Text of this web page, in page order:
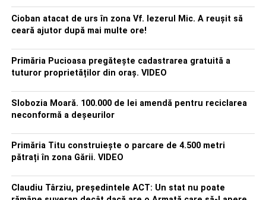
Cioban atacat de urs în zona Vf. Iezerul Mic. A reușit să
ceară ajutor după mai multe ore!
Primăria Pucioasa pregătește cadastrarea gratuită a
tuturor proprietăților din oraș. VIDEO
Slobozia Moară. 100.000 de lei amendă pentru reciclarea
neconformă a deșeurilor
Primăria Titu construiește o parcare de 4.500 metri
pătrați în zona Gării. VIDEO
Claudiu Târziu, președintele ACT: Un stat nu poate